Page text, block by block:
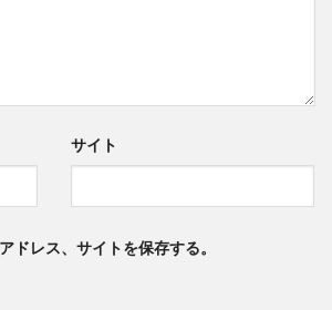
サイト
ドレス、サイトを保存する。